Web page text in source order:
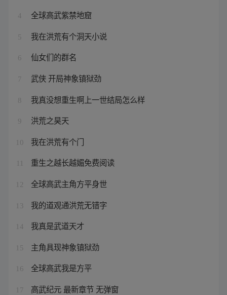
4 全球高武紫禁地窟
5 我在洪荒有个洞天小说
6 仙女们的群名
7 武侠 开局神象镇狱劲
8 我真没想重生啊上一世结局怎么样
9 洪荒之昊天
10 我在洪荒有个门
重生之越长越媚免费阅读
12 全球高武主角方平身世
13 我的道观通洪荒无错字
14 我真是武道天才
15 主角具现神象镇狱劲
16 全球高武我是方平
17 高武纪元 最新章节 无弹窗